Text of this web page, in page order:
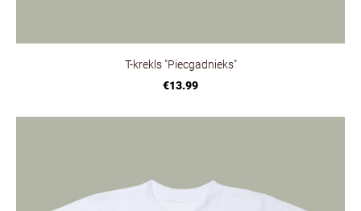
T-krekls "Piecgadnieks"
€13.99